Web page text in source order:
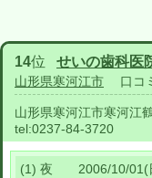
14位 せいの歯科医
山形県寒河江市 口コ
山形県寒河江市寒河江
tel:0237-84-3720
(1) 夜 2006/10/01(